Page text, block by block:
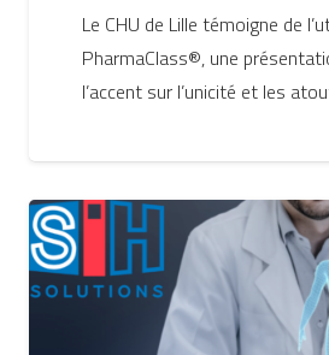
Le CHU de Lille témoigne de
PharmaClass®, une
l’accent sur l’unicité et les